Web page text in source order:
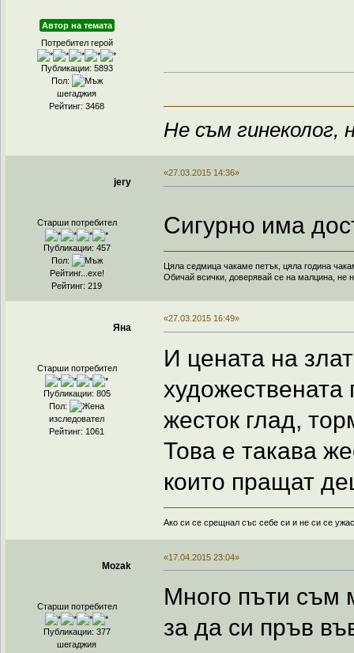
Автор на темата
Потребител герой
Публикации: 5893
Пол:
шегаджия
Рейтинг: 3468
Не съм гинеколог,
jery
Старши потребител
Публикации: 457
Пол:
Рейтинг...ехе!
Рейтинг: 219
«27.03.2015 14:36»
Сигурно има
Цяла седмица чакаме петък, цяла година
Обичай всички, доверявай се на малцина, не
Яна
Старши потребител
Публикации: 805
Пол:
изследовател
Рейтинг: 1061
«27.03.2015 16:49»
И цената на
художествената
жесток глад,
Това е такава
които пращат
Ако си се срещнал със себе си и не си се
Mozak
Старши потребител
Публикации: 377
шегаджия
«17.04.2015 23:04»
Много пъти съм
за да си пръв